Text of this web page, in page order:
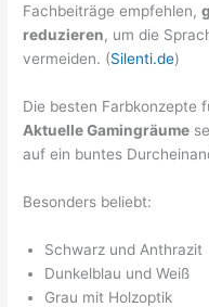
Fachbeiträge empfehlen,
reduzieren, um die
vermeiden. (Silenti.de)
Die besten Farbkonzepte
Aktuelle Gamingräume
auf ein buntes
Besonders beliebt:
Schwarz und Anthrazit
Dunkelblau und Weiß
Grau mit Holzoptik